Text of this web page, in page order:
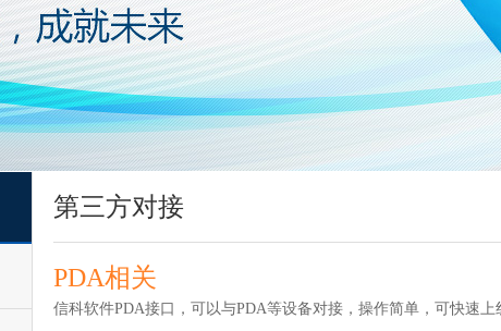
第三方对接
PDA相关
信科软件PDA接口，可以与PDA等设备对接，操作简单，可快速